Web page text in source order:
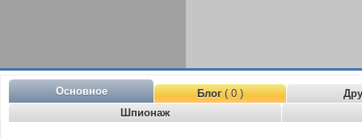
Основное Блог( 0 )
Шпионаж